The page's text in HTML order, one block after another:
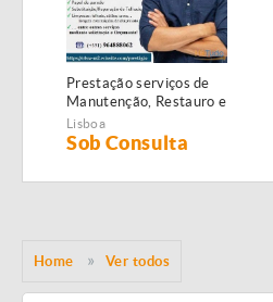
Prestação serviços de
Manutenção, Restauro e
Remodelação de
imóveis!
Lisboa
Sob Consulta
Home Ver todos